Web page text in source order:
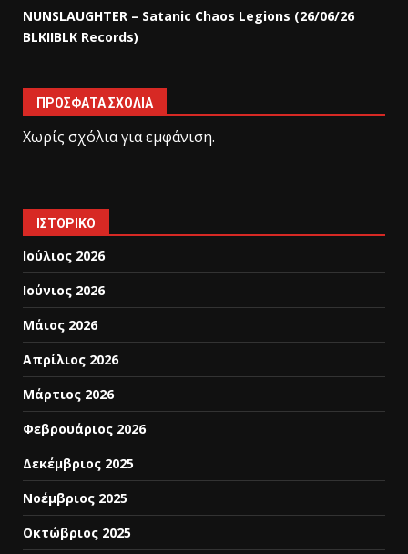
NUNSLAUGHTER – Satanic Chaos Legions (26/06/26
BLKIIBLK Records)
ΠΡΌΣΦΑΤΑ ΣΧΌΛΙΑ
Χωρίς σχόλια για εμφάνιση.
ΙΣΤΟΡΙΚΌ
Ιούλιος 2026
Ιούνιος 2026
Μάιος 2026
Απρίλιος 2026
Μάρτιος 2026
Φεβρουάριος 2026
Δεκέμβριος 2025
Νοέμβριος 2025
Οκτώβριος 2025